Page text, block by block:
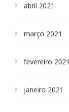
abril 2021
março 2021
fevereiro 2021
janeiro 2021